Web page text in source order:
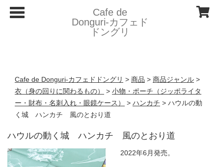
T
o
i
g
a
t
i
o
Cafe de
Donguri- カフェド
ドングリ
Cafe de Donguri- カフェドドングリ > 商品 > 商品ジャンル >
衣（身の回りに関わるもの）
> 小物・ポーチ（ジッポライタ
ー・財布・名刺入れ・眼鏡ケース）
> ハンカチ > ハウルの動
く城 ハンカチ 風のとおり道
ハウルの動く城 ハンカチ 風のとおり道
2022年6月発売。